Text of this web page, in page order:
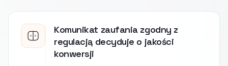
Komunikat zaufania zgodny z
regulacją decyduje o jakości
konwersji